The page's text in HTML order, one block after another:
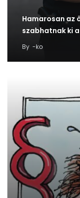
Hamarosan az
szabhatnak ki
By -ko